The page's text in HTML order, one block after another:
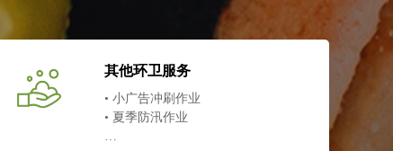
其他环卫服务
• 小广告冲刷作业
• 夏季防汛作业
…